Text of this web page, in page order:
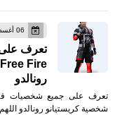
06 أغسطس 2020
رونالدو
شخصية كريستيانو رونالدو